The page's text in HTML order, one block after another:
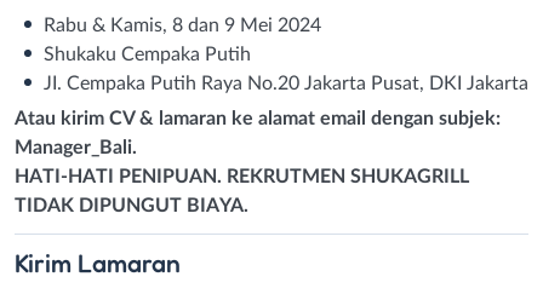
Rabu & Kamis, 8 dan 9 Mei 2024
Shukaku Cempaka Putih
JI. Cempaka Putih Raya No.20 Jakarta Pusat, DKI Jakarta
Atau kirim CV & lamaran ke alamat email dengan subjek:
Manager_Bali.
HATI-HATI PENIPUAN. REKRUTMEN SHUKAGRILL
TIDAK DIPUNGUT BIAYA.
Kirim Lamaran